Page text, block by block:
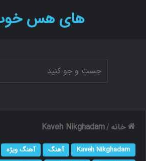
های هس
خانه /
Kaveh Nikghadam
Kaveh Nikghadam آهنگ آهنگ ویژه